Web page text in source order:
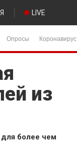
LIVE
Опросы Коронавирус
из
более чем